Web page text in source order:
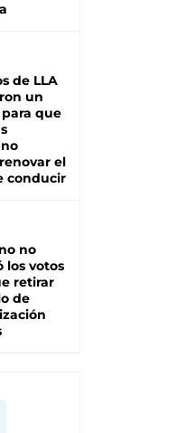
de LLA
un
que
el
conducir
no
los votos
retirar
de